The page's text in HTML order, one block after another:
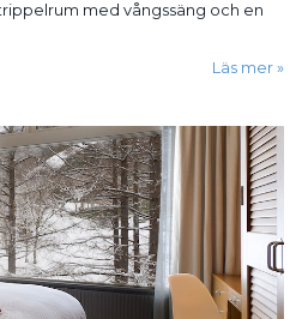
med vångssäng och en
Läs mer